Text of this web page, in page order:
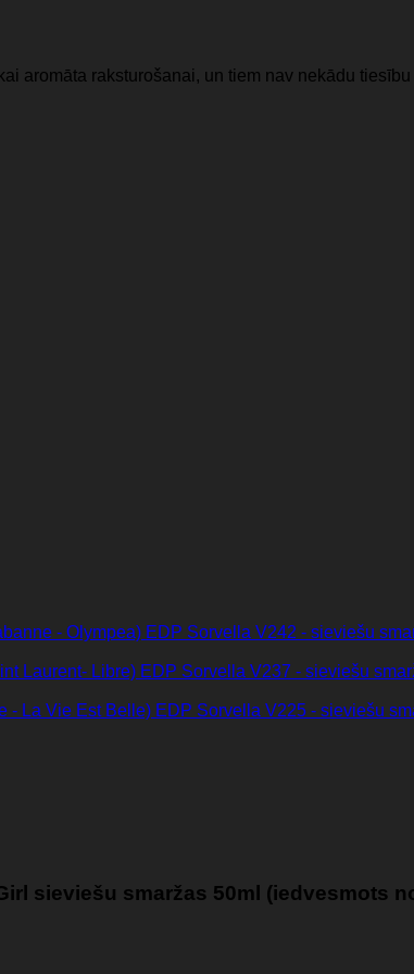
aromāta raksturošanai, un tiem nav nekādu
Sorvella V242 - sieviešu
Sorvella V237 - sieviešu
Sorvella V225 - sieviešu
sieviešu smaržas 50ml (iedvesmots